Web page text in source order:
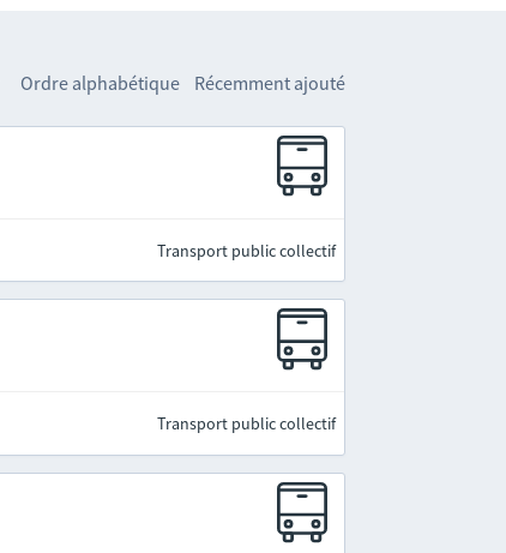
Ordre alphabétique Récemment ajouté
Transport public collectif
Transport public collectif